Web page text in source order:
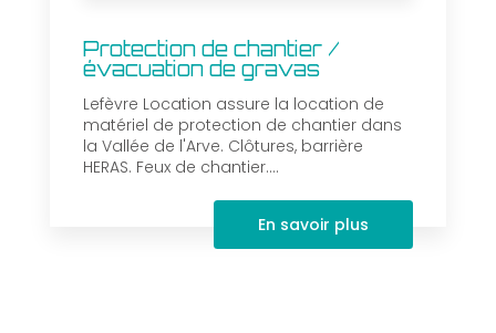
Protection de chantier /
évacuation de gravas
Lefèvre Location assure la location de
matériel de protection de chantier dans
la Vallée de l'Arve. Clôtures, barrière
HERAS. Feux de chantier....
En savoir plus